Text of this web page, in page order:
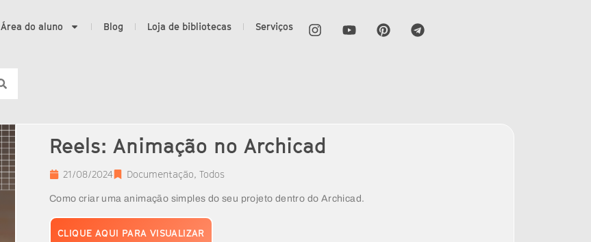
Área do aluno Blog Loja de bibliotecas Serviços
Reels: Animação no Archicad
21/08/2024 Documentação, Todos
Como criar uma animação simples do seu projeto dentro do Archicad.
CLIQUE AQUI PARA VISUALIZAR